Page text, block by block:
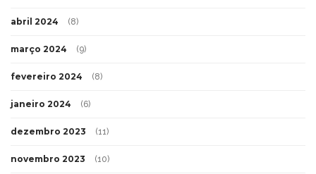
abril 2024 (8)
março 2024 (9)
fevereiro 2024 (8)
janeiro 2024 (6)
dezembro 2023 (11)
novembro 2023 (10)